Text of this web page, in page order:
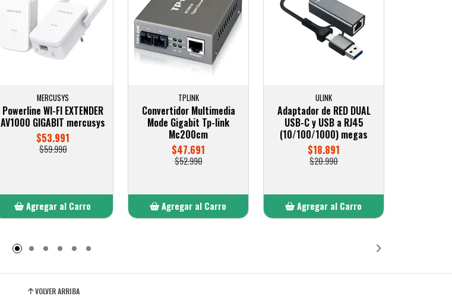
MERCUSYS
Powerline WI-FI EXTENDER
AV1000 GIGABIT mercusys
$53.991
$59.990
Agregar al Carro
TPLINK
Convertidor Multimedia
Mode Gigabit Tp-link
Mc200cm
$47.691
$52.990
Agregar al Carro
ULINK
Adaptador de RED DUAL
USB-C y USB a RJ45
(10/100/1000) megas
$18.891
$20.990
Agregar al Carro
VOLVER ARRIBA